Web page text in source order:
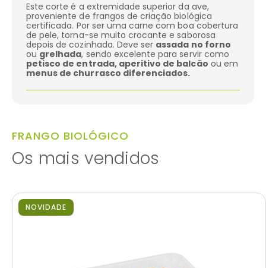
Este corte é a extremidade superior da ave,
proveniente de frangos de criação biológica
certificada. Por ser uma carne com boa cobertura
de pele, torna-se muito crocante e saborosa
depois de cozinhada. Deve ser assada no forno
ou grelhada, sendo excelente para servir como
petisco de entrada, aperitivo de balcão ou em
menus de churrasco diferenciados.
FRANGO BIOLÓGICO
Os mais vendidos
NOVIDADE